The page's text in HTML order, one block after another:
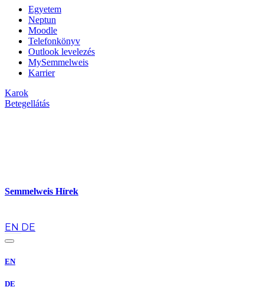
Egyetem
Neptun
Moodle
Telefonkönyv
Outlook levelezés
MySemmelweis
Karrier
Karok
Betegellátás
Semmelweis Hírek
EN DE
EN
DE